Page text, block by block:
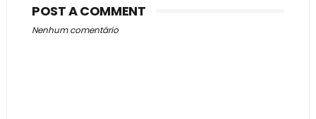
POST A COMMENT
Nenhum comentário